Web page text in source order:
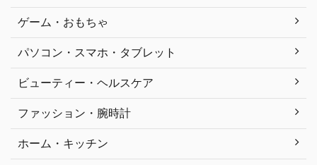
ゲーム・おもちゃ
パソコン・スマホ・タブレット
ビューティー・ヘルスケア
ファッション・腕時計
ホーム・キッチン